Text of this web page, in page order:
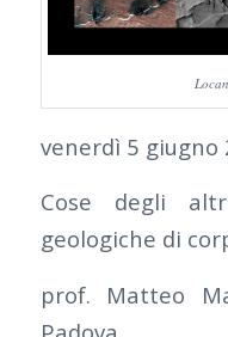
venerdì 5 giugno
Cose degli
geologiche di
prof. Matteo